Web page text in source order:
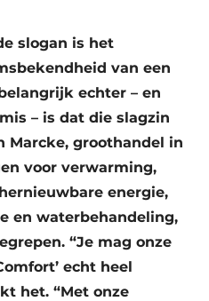
slogan is het
van een
echter – en
– is dat die slagzin
Marcke, groothandel in
voor verwarming,
energie,
en waterbehandeling,
“Je mag onze
echt heel
het. “Met onze